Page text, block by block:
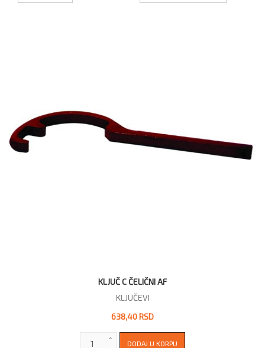
KLJUČ C ČELIČNI AF
KLJUČEVI
638,40 RSD